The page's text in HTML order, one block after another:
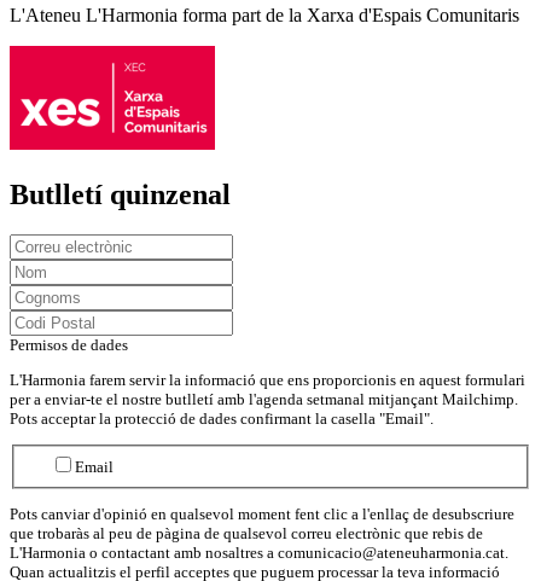
L'Ateneu L'Harmonia forma part de la Xarxa d'Espais Comunitaris
Butlletí quinzenal
Permisos de dades
L'Harmonia farem servir la informació que ens proporcionis en aquest formulari
per a enviar-te el nostre butlletí amb l'agenda setmanal mitjançant Mailchimp.
Pots acceptar la protecció de dades confirmant la casella "Email".
Email
Pots canviar d'opinió en qualsevol moment fent clic a l'enllaç de desubscriure
que trobaràs al peu de pàgina de qualsevol correu electrònic que rebis de
L'Harmonia o contactant amb nosaltres a comunicacio@ateneuharmonia.cat.
Quan actualitzis el perfil acceptes que puguem processar la teva informació